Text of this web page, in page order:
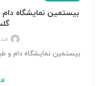
بیستمین نمایشگاه
بیستمین نمایشگاه دام و